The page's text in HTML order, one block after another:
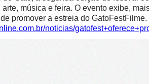
música e feira. O evento exibe,
promover a estreia do GatoFestFilme.
noticias/